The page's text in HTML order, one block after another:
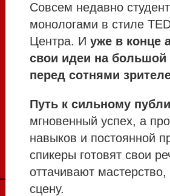
Совсем недавно
монологами в стиле
Центра. И уже в конце
свои идеи на большой
перед сотнями
Путь к сильному
мгновенный успех, а
навыков и постоянной
спикеры готовят свои
оттачивают
сцену.